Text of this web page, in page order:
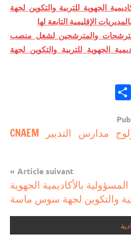
الجهوية للتربية والتكوين لجهة
الإقليمية التابعة لها
والمترشحين لشغل منصب
الجهوية للتربية والتكوين لجهة
WhatsApp
المباراة الوطنية لولوج مدارس التدبير CNAEM
Article suivant
بالأكاديمية الجهوية
والتكوين لجهة سوس ماسة